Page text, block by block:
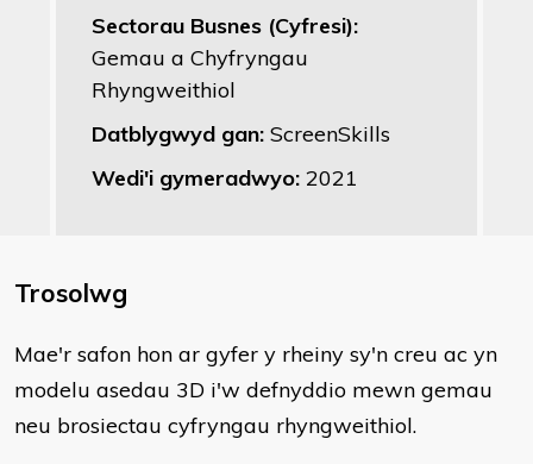
Sectorau Busnes (Cyfresi):
Gemau a Chyfryngau
Rhyngweithiol
Datblygwyd gan: ScreenSkills
Wedi'i gymeradwyo: 2021
Trosolwg
​Mae'r safon hon ar gyfer y rheiny sy'n creu ac yn
modelu asedau 3D i'w defnyddio mewn gemau
neu brosiectau cyfryngau rhyngweithiol.